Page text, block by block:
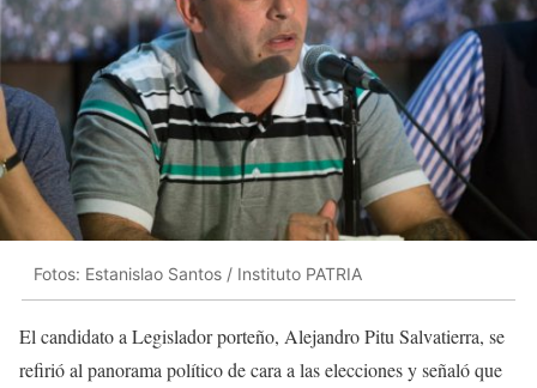
Fotos: Estanislao Santos / Instituto PATRIA
El candidato a Legislador porteño, Alejandro Pitu Salvatierra, se
refirió al panorama político de cara a las elecciones y señaló que